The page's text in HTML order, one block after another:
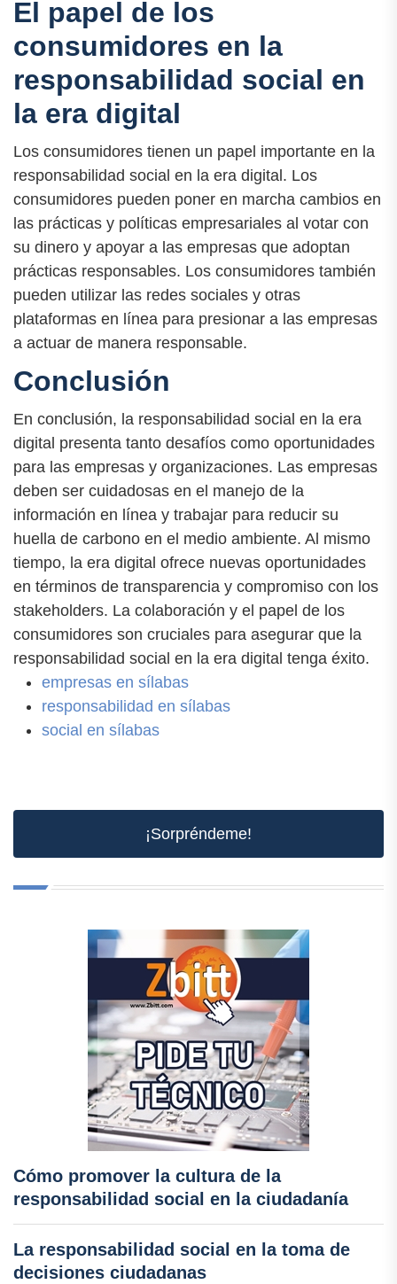
El papel de los
consumidores en la
responsabilidad social en
la era digital
Los consumidores tienen un papel importante en la
responsabilidad social en la era digital. Los
consumidores pueden poner en marcha cambios en
las prácticas y políticas empresariales al votar con
su dinero y apoyar a las empresas que adoptan
prácticas responsables. Los consumidores también
pueden utilizar las redes sociales y otras
plataformas en línea para presionar a las empresas
a actuar de manera responsable.
Conclusión
En conclusión, la responsabilidad social en la era
digital presenta tanto desafíos como oportunidades
para las empresas y organizaciones. Las empresas
deben ser cuidadosas en el manejo de la
información en línea y trabajar para reducir su
huella de carbono en el medio ambiente. Al mismo
tiempo, la era digital ofrece nuevas oportunidades
en términos de transparencia y compromiso con los
stakeholders. La colaboración y el papel de los
consumidores son cruciales para asegurar que la
responsabilidad social en la era digital tenga éxito.
empresas en sílabas
responsabilidad en sílabas
social en sílabas
¡Sorpréndeme!
Cómo promover la cultura de la
responsabilidad social en la ciudadanía
La responsabilidad social en la toma de
decisiones ciudadanas